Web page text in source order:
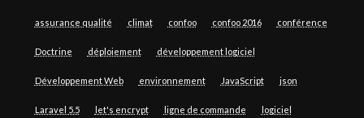
assurance qualité climat confoo confoo 2016 conférence
Doctrine déploiement développement logiciel
Développement Web environnement JavaScript json
Laravel 5.5 let's encrypt ligne de commande logiciel